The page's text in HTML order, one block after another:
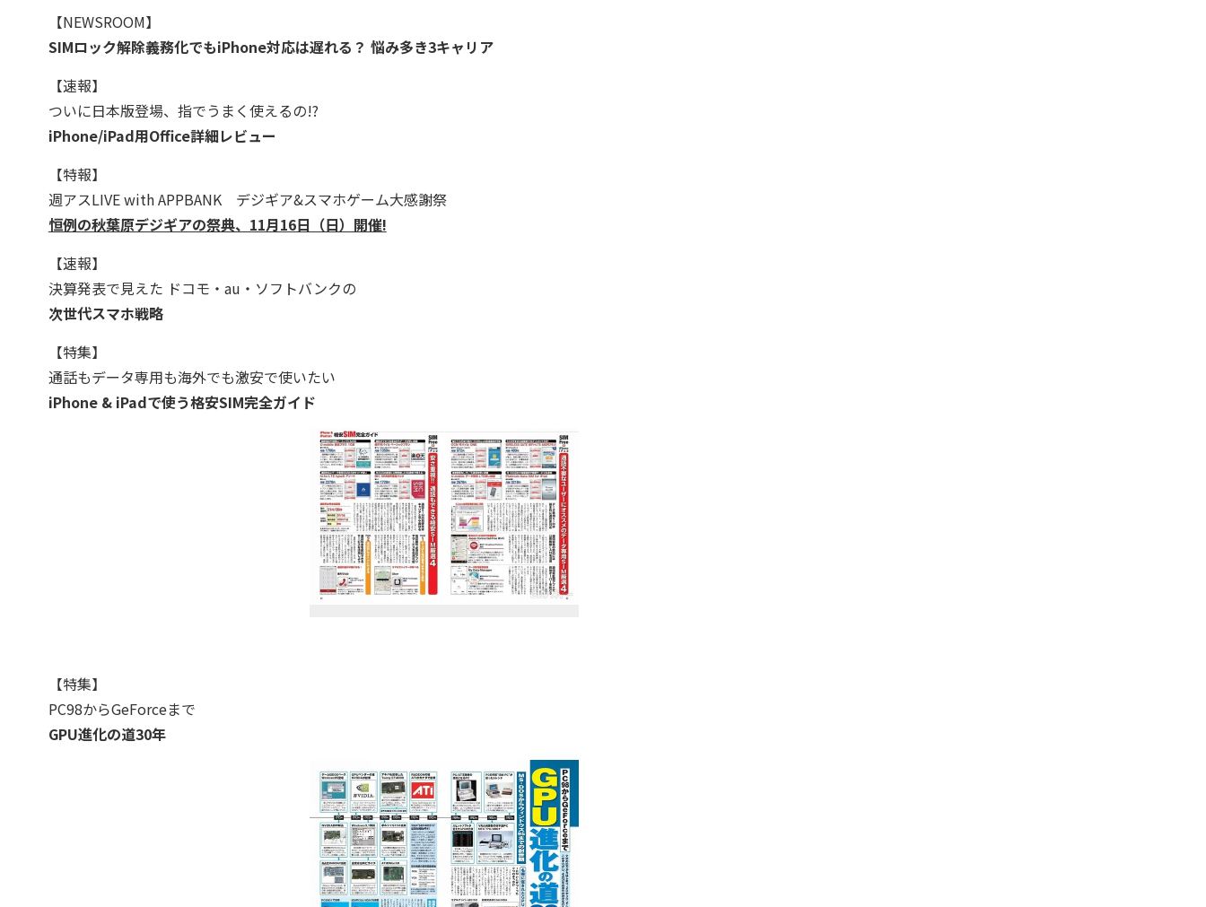
【NEWSROOM】
SIMロック解除義務化でもiPhone対応は遅れる？ 悩み多き3キャリア
【速報】
ついに日本版登場、指でうまく使えるの!?
iPhone/iPad用Office詳細レビュー
【特報】
週アスLIVE with APPBANK デジギア&スマホゲーム大感謝祭
恒例の秋葉原デジギアの祭典、11月16日（日）開催!
【速報】
決算発表で見えた ドコモ・au・ソフトバンクの
次世代スマホ戦略
【特集】
通話もデータ専用も海外でも激安で使いたい
iPhone & iPadで使う格安SIM完全ガイド
【特集】
PC98からGeForceまで
GPU進化の道30年